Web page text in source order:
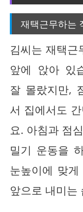
재택근무하는
김씨는 재택근
앞에 앉아 있
잘 몰랐지만,
서 집에서도
요. 아침과 점
밀기 운동을
눈높이에 맞
앞으로 내미는